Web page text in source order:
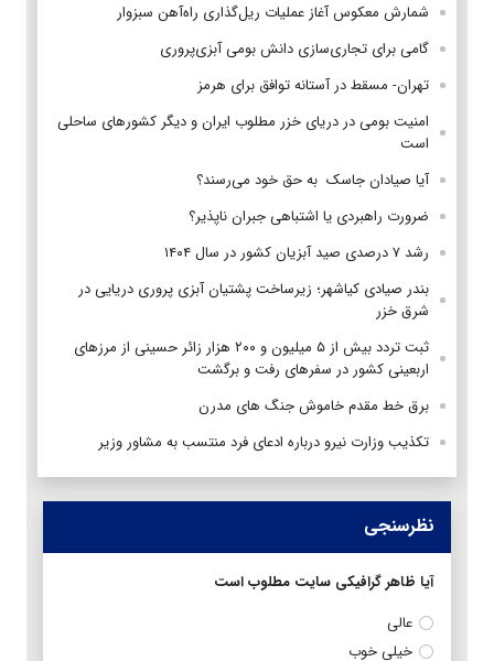
شمارش معکوس آغاز عملیات ریل‌گذاری راه‌آهن سبزوار
گامی برای تجاری‌سازی دانش بومی آبزی‌پروری
تهران- مسقط در آستانه توافق برای هرمز
امنیت بومی در دریای خزر مطلوب ایران و دیگر کشورهای ساحلی
است
آیا صیادان جاسک به حق خود می‌رسند؟
ضرورت راهبردی یا اشتباهی جبران ناپذیر؟
رشد ۷ درصدی صید آبزیان کشور در سال ۱۴۰۴
بندر صیادی کیاشهر؛ زیرساخت پشتیان آبزی پروری دریایی در
شرق خزر
ثبت تردد بیش از ۵ میلیون و ۲۰۰ هزار زائر حسینی از مرزهای
اربعینی کشور در سفرهای رفت و برگشت
برق خط مقدم خاموش جنگ های مدرن
تکذیب وزارت نیرو درباره ادعای فرد منتسب به مشاور وزیر
نظرسنجی
آیا ظاهر گرافیکی سایت مطلوب است
عالی
خیلی خوب